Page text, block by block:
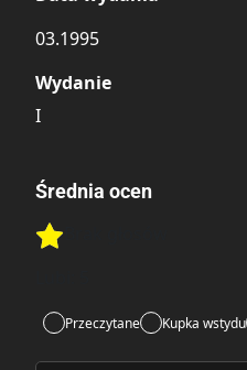
03.1995
Wydanie
I
Średnia ocen
Rate this item:
Przeczytane Kupka wstydu